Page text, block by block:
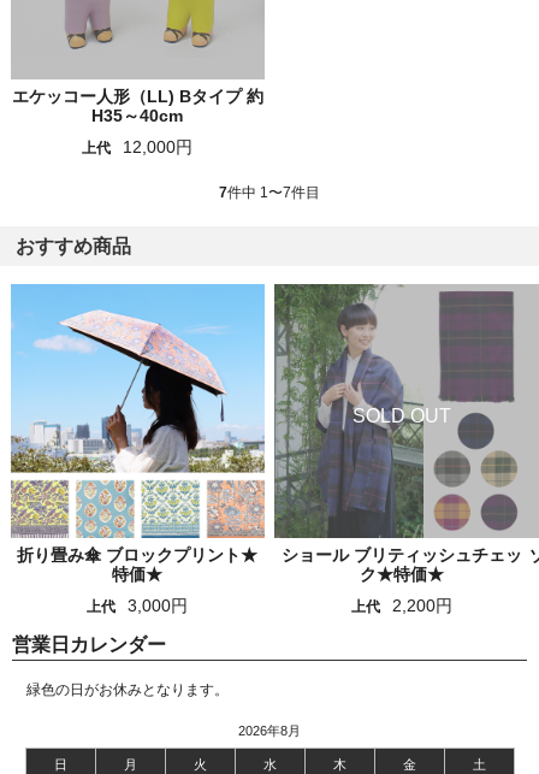
エケッコー人形（LL) Bタイプ 約
H35～40cm
上代 12,000円
7件中 1〜7件目
おすすめ商品
折り畳み傘 ブロックプリント★
特価★
上代 3,000円
ショール ブリティッシュチェッ
ク★特価★
上代 2,200円
営業日カレンダー
緑色の日がお休みとなります。
2026年8月
日 月 火 水 木 金 土